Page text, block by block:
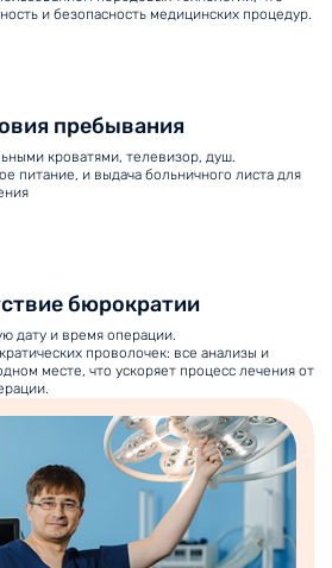
и безопасность медицинских процедур.
пребывания
кроватями, телевизор, душ.
питание, и выдача больничного листа для
бюрократии
дату и время операции.
проволочек: все анализы и
месте, что ускоряет процесс лечения от